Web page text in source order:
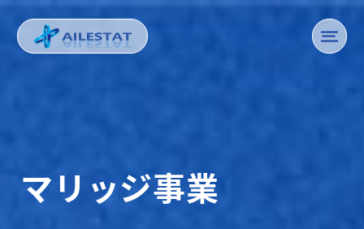
マリッジ事業